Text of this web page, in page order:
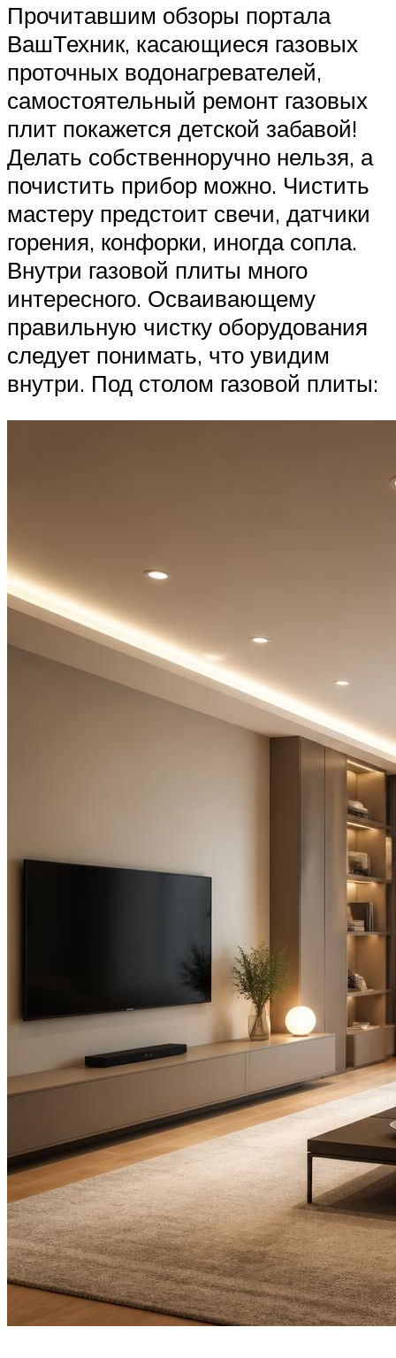
Прочитавшим обзоры портала
ВашТехник, касающиеся газовых
проточных водонагревателей,
самостоятельный ремонт газовых
плит покажется детской забавой!
Делать собственноручно нельзя, а
почистить прибор можно. Чистить
мастеру предстоит свечи, датчики
горения, конфорки, иногда сопла.
Внутри газовой плиты много
интересного. Осваивающему
правильную чистку оборудования
следует понимать, что увидим
внутри. Под столом газовой плиты: